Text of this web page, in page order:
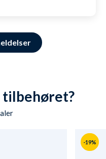
tilbehøret?
-19%